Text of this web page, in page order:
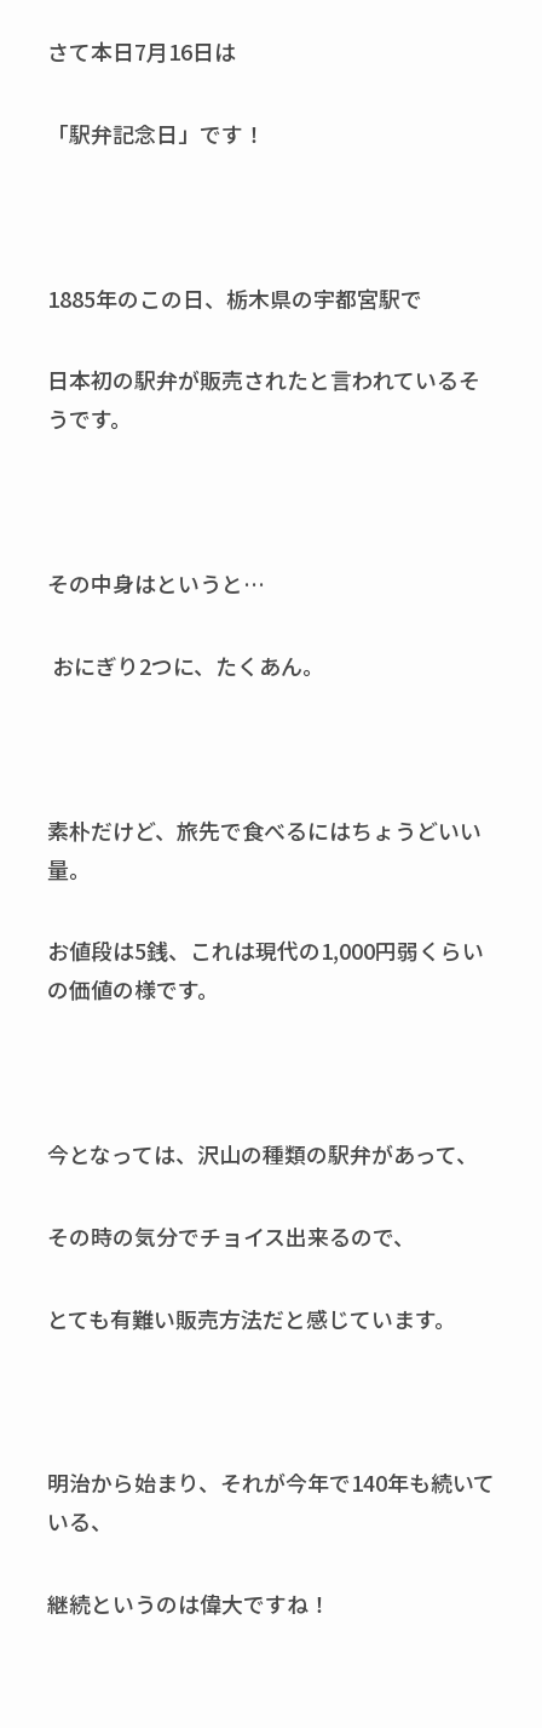
さて本日7月16日は
「駅弁記念日」です！
1885年のこの日、栃木県の宇都宮駅で
日本初の駅弁が販売されたと言われているそ
うです。
その中身はというと…
おにぎり2つに、たくあん。
素朴だけど、旅先で食べるにはちょうどいい
量。
お値段は5銭、これは現代の1,000円弱くらい
の価値の様です。
今となっては、沢山の種類の駅弁があって、
その時の気分でチョイス出来るので、
とても有難い販売方法だと感じています。
明治から始まり、それが今年で140年も続いて
いる、
継続というのは偉大ですね！